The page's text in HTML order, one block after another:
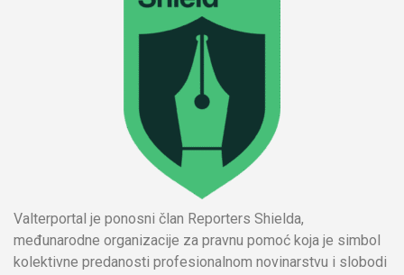
Valterportal je ponosni član Reporters Shielda,
međunarodne organizacije za pravnu pomoć koja je simbol
kolektivne predanosti profesionalnom novinarstvu i slobodi